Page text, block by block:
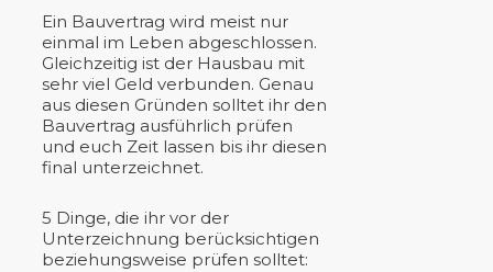
Ein Bauvertrag wird meist nur
einmal im Leben abgeschlossen.
Gleichzeitig ist der Hausbau mit
sehr viel Geld verbunden. Genau
aus diesen Gründen solltet ihr den
Bauvertrag ausführlich prüfen
und euch Zeit lassen bis ihr diesen
final unterzeichnet.
5 Dinge, die ihr vor der
Unterzeichnung berücksichtigen
beziehungsweise prüfen solltet: